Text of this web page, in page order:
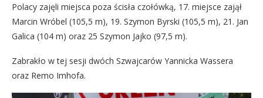
Polacy zajęli miejsca poza ścisła czołówką, 17. miejsce zajął
Marcin Wróbel (105,5 m), 19. Szymon Byrski (105,5 m), 21. Jan
Galica (104 m) oraz 25 Szymon Jajko (97,5 m).
Zabrakło w tej sesji dwóch Szwajcarów Yannicka Wassera
oraz Remo Imhofa.